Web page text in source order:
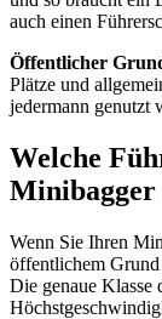
auch einen
Öffentlicher
Plätze und
jedermann genutzt
Welche
Minibagger
Wenn Sie Ihren
öffentlichem Grund
Die genaue Klasse